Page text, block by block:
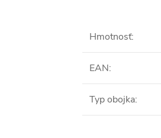
Hmotnosť:
EAN:
Typ obojka: